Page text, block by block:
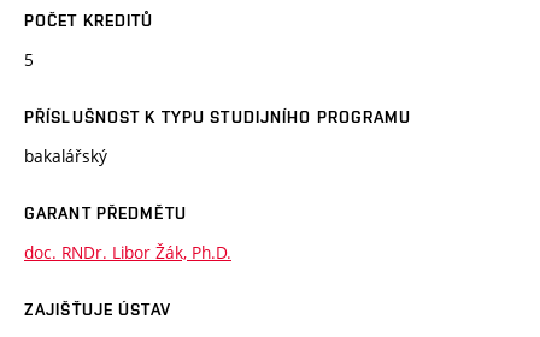
POČET KREDITŮ
5
PŘÍSLUŠNOST K TYPU STUDIJNÍHO PROGRAMU
bakalářský
GARANT PŘEDMĚTU
doc. RNDr. Libor Žák, Ph.D.
ZAJIŠŤUJE ÚSTAV